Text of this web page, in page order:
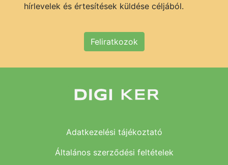
hírlevelek és értesítések küldése céljából.
Feliratkozok
Adatkezelési tájékoztató
Általános szerződési feltételek